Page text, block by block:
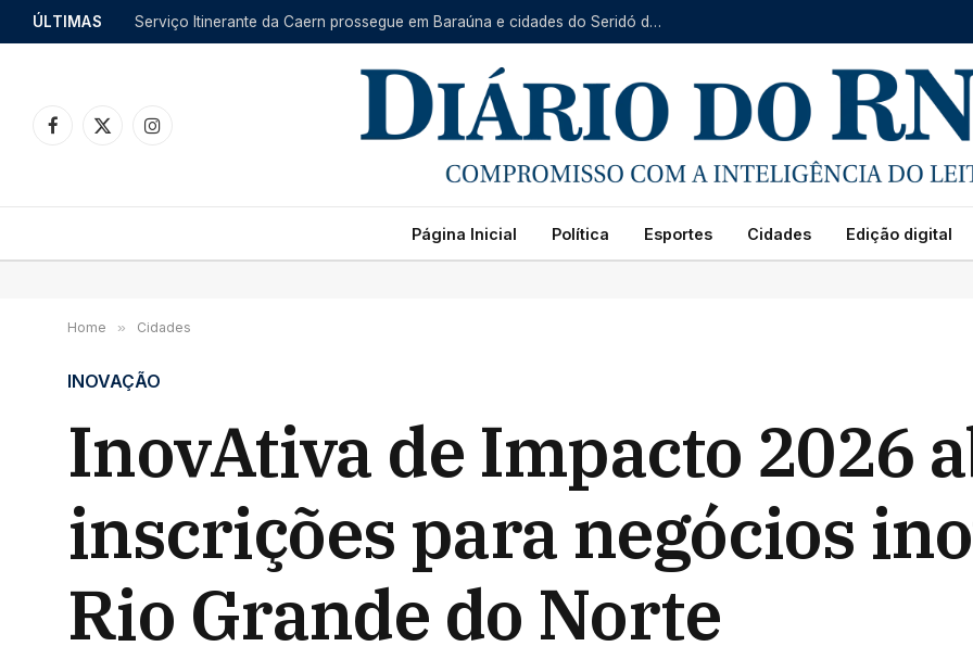
ÚLTIMAS Serviço Itinerante da Caern prossegue em Baraúna e cidades do Seridó de 10 a 14 de agosto
Facebook
X
Instagram
Página Inicial Política Esportes Cidades Edição digital
Home » Cidades
INOVAÇÃO
InovAtiva de Impacto 2026
inscrições para negócios
Rio Grande do Norte